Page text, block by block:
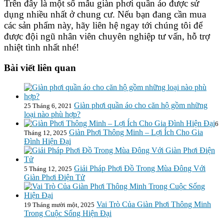
Trên đây là một số mẫu giàn phơi quần áo được sử
dụng nhiều nhất ở chung cư. Nếu bạn đang cần mua
các sản phẩm này, hãy liên hệ ngay tới chúng tôi để
được đội ngũ nhân viên chuyên nghiệp tư vấn, hỗ trợ
nhiệt tình nhất nhé!
Bài viết liên quan
25 Tháng 6, 2021 Giàn phơi quần áo cho căn hộ gồm những
loại nào phù hợp?
6
Tháng 12, 2025 Giàn Phơi Thông Minh – Lợi Ích Cho Gia
Đình Hiện Đại
5 Tháng 12, 2025 Giải Pháp Phơi Đồ Trong Mùa Đông Với
Giàn Phơi Điện Tử
19 Tháng mười một, 2025 Vai Trò Của Giàn Phơi Thông Minh
Trong Cuộc Sống Hiện Đại